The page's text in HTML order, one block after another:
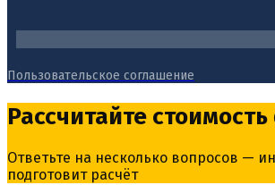
Пользовательское соглашение
Рассчитайте
Ответьте на несколько вопросов —
подготовит расчёт